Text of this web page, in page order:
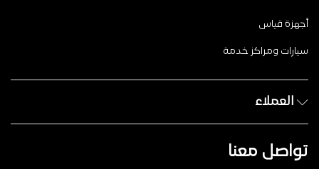
أجهزة قياس
سيارات ومراكز خدمة
العملاء
تواصل معنا